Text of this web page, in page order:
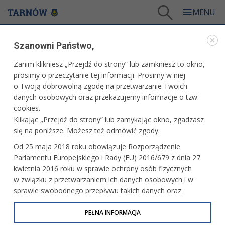
/
Obiekty zabytkowe w Starym Mieście
OBIEKTY ZABYTKOWE W STARYM MIEŚCIE
DOM MIKOŁAJOWSKI
Jedna z najpiękniejszych i najstarszych kamieniczek
w Tarnowie. Znajduje się tuż przed wieżą katedry, w zaułku
przy Placu Katedralnym. Czas powstania tego budynku nie
jest pewny. Według napisów na tarczach herbowych we
wnętrzu i na elewacji frontowej wzniesiony został w 1524 r.
przez Jana Mikołajowskiego h. Gryf. Datę budowy i osobę
fundatora stawia jednak pod znakiem zapytania informacja,
z .1527 r., według której dom Mikołajowski zwany był
Szanowni Państwo,
Zanim klikniesz „Przejdź do strony” lub zamkniesz to okno,
prosimy o przeczytanie tej informacji. Prosimy w niej
o Twoją dobrowolną zgodę na przetwarzanie Twoich
danych osobowych oraz przekazujemy informacje o tzw.
cookies.
Klikając „Przejdź do strony” lub zamykając okno, zgadzasz
się na poniższe. Możesz też odmówić zgody.
Od 25 maja 2018 roku obowiązuje Rozporządzenie
Parlamentu Europejskiego i Rady (EU) 2016/679 z dnia 27
kwietnia 2016 roku w sprawie ochrony osób fizycznych
w związku z przetwarzaniem ich danych osobowych i w
sprawie swobodnego przepływu takich danych oraz
uchylenia dyrektywy 95/46/WE (określane jako RODO, GDPR
lub Ogólne Rozporządzenie o Ochronie Danych
PEŁNA INFORMACJA